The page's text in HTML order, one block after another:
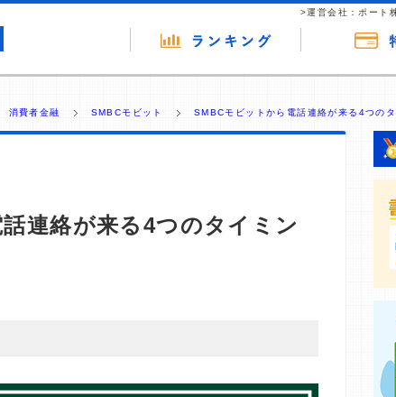
>運営会社：ポート
消費者金融 SMBCモビット SMBCモビットから電話連絡が来る4つの
連絡が来る4つのタイミン
だし、特定の商品を根拠なくPRするものではなく、当